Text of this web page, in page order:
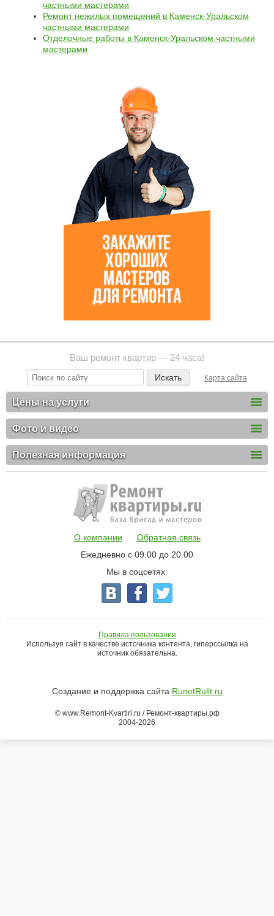
частными мастерами
Ремонт нежилых помещений в Каменск-Уральском
частными мастерами
Отделочные работы в Каменск-Уральском частными
мастерами
Ваш ремонт квартир — 24 часа!
Карта сайта
Цены на услуги
Фото и видео
Полезная информация
О компании
Обратная связь
Ежедневно с 09.00 до 20.00
Мы в соцсетях:
Правила пользования
Используя сайт в качестве источника контента, гиперссылка на
источник обязательна.
Создание и поддержка сайта RunetRulit.ru
© www.Remont-Kvartiri.ru / Ремонт-квартиры.рф
2004-2026